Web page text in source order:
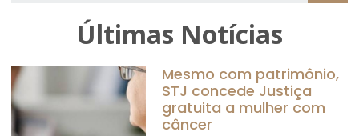
Últimas Notícias
Mesmo com patrimônio,
STJ concede Justiça
gratuita a mulher com
câncer